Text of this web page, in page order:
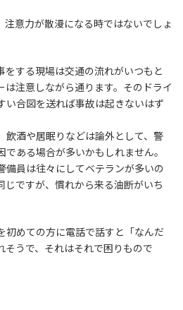
注意力が散漫になる時ではないでしょ
をする現場は交通の流れがいつもと
は注意しながら通ります。そのドライ
い合図を送れば事故は起きないはず
飲酒や居眠りなどは論外として、警
ある場合が多いかもしれません。
備員は往々にしてベテランが多いの
じですが、慣れから来る油断がいち
初めての方に電話で話すと「なんだ
そうで、それはそれで困りもので